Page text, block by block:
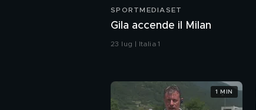
SPORTMEDIASET
Gila accende il Milan
23 lug | Italia 1
1 MIN